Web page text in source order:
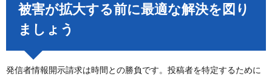
被害が拡大する前に最適な解決を図り
ましょう
発信者情報開示請求は時間との勝負です。投稿者を特定するために